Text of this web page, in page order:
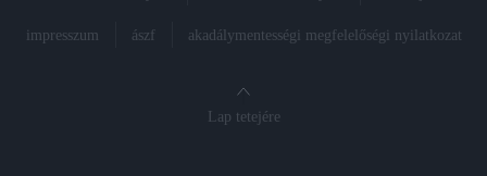
impresszum ászf akadálymentességi megfelelőségi nyilatkozat
Lap tetejére